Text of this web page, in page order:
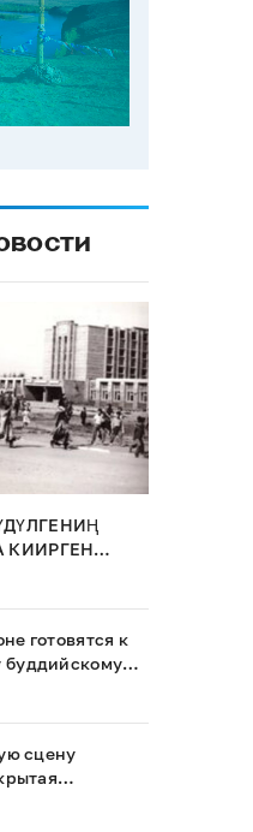
КИИРГЕН
готовятся к
сцену
ждет